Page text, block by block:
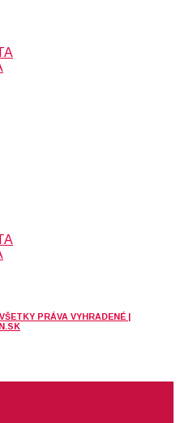
PRÁVA VYHRADENÉ |